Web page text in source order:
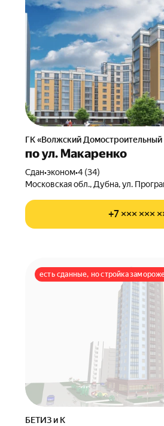
ГК «Волжский
по ул. Макаренко
Сдан•эконом•4 (34)
Московская обл., Дубна, ул.
+7 ××× ×××
есть сданные, но стройка
БЕТИЗ и К